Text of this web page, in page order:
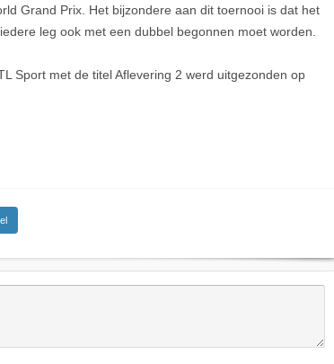
Grand Prix. Het bijzondere aan dit toernooi is dat het
leg ook met een dubbel begonnen moet worden.
Sport met de titel Aflevering 2 werd uitgezonden op